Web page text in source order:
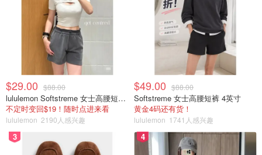
$29.00 $88.00
lululemon Softstreme 女士高腰短裤 10cm
不定时变回$19！随时点进来看
lululemon 2190人感兴趣
$49.00 $88.00
Softstreme 女士高腰短裤 4英寸
黄金4码还有货！
lululemon 1741人感兴趣
3 4